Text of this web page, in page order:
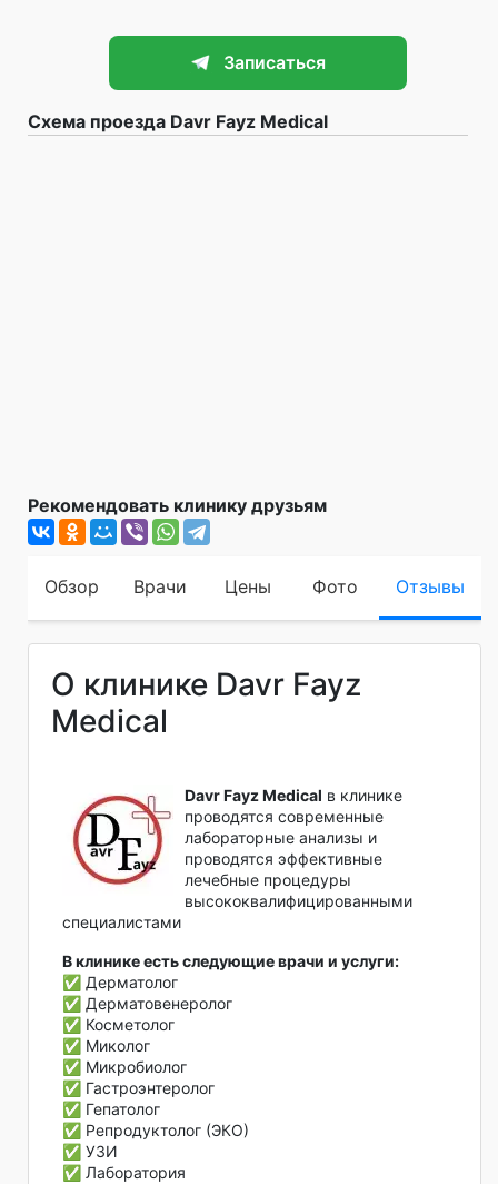
Записаться
Схема проезда Davr Fayz Medical
Рекомендовать клинику друзьям
Обзор Врачи Цены Фото Отзывы
О клинике Davr Fayz
Medical
Davr Fayz Medical в клинике
проводятся современные
лабораторные анализы и
проводятся эффективные
лечебные процедуры
высококвалифицированными
специалистами
В клинике есть следующие врачи и услуги:
✅ Дерматолог
✅ Дерматовенеролог
✅ Косметолог
✅ Миколог
✅ Микробиолог
✅ Гастроэнтеролог
✅ Гепатолог
✅ Репродуктолог (ЭКО)
✅ УЗИ
✅ Лаборатория